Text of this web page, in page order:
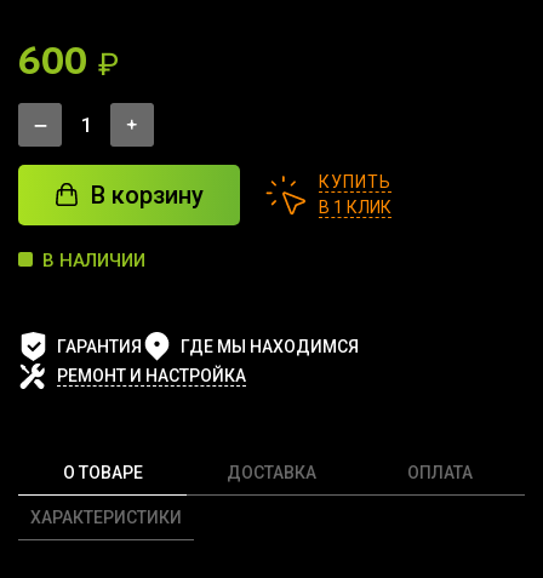
600 ₽
В корзину
КУПИТЬ
В 1 КЛИК
В НАЛИЧИИ
ГАРАНТИЯ
ГДЕ МЫ НАХОДИМСЯ
РЕМОНТ И НАСТРОЙКА
О ТОВАРЕ
ХАРАКТЕРИСТИКИ
ДОСТАВКА ОПЛАТА